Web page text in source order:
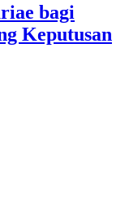
bagi
Keputusan